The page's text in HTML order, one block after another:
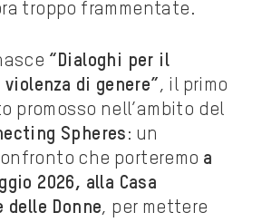
troppo frammentate.
“Dialoghi per il
di genere” , il primo
promosso nell’ambito del
Spheres : un
che porteremo a
2026, alla Casa
delle Donne, per mettere